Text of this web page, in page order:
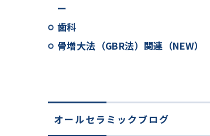
ー
歯科
骨増大法（GBR法）関連（NEW）
オールセラミックブログ